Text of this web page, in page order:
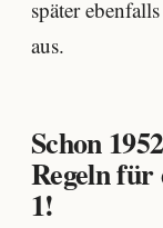
später
aus.
Schon
Regeln
1!